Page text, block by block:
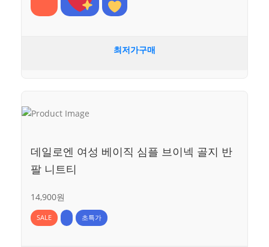
최저가구매
데일로엔 여성 베이직 심플 브이넥 골지 반
팔 니트티
14,900원
SALE 초특가